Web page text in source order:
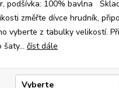
podšívka: 100% bavlna
změřte dívce hrudník,
vyberte z tabulky velikostí.
číst dále